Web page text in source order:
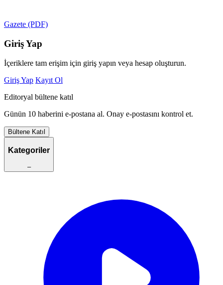
Gazete (PDF)
Giriş Yap
İçeriklere tam erişim için giriş yapın veya hesap oluşturun.
Giriş Yap Kayıt Ol
Editoryal bültene katıl
Günün 10 haberini e-postana al. Onay e-postasını kontrol et.
Bültene Katıl
Kategoriler
–